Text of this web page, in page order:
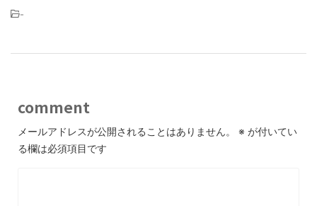
-
comment
メールアドレスが公開されることはありません。 ※ が付いてい
る欄は必須項目です